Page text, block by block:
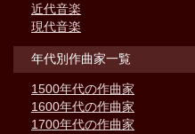
近代音楽
現代音楽
年代別作曲家一覧
1500年代の作曲家
1600年代の作曲家
1700年代の作曲家